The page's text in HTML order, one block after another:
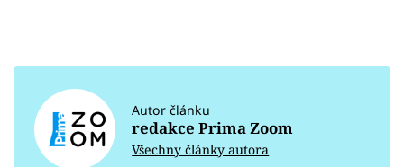
Autor článku
redakce Prima Zoom
Všechny články autora